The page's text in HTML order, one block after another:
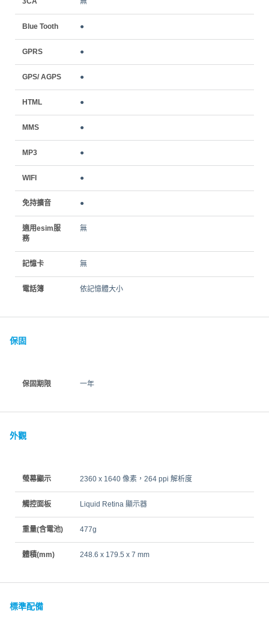
Blue Tooth ●
GPRS ●
GPS/ AGPS ●
HTML ●
MMS ●
MP3 ●
WIFI ●
免持擴音 ●
適用esim服
務
無
記憶卡 無
電話簿 依記憶體大小
保固
保固期限 一年
外觀
螢幕顯示 2360 x 1640 像素，264 ppi 解析度
觸控面板 Liquid Retina 顯示器
重量(含電池) 477g
體積(mm) 248.6 x 179.5 x 7 mm
標準配備